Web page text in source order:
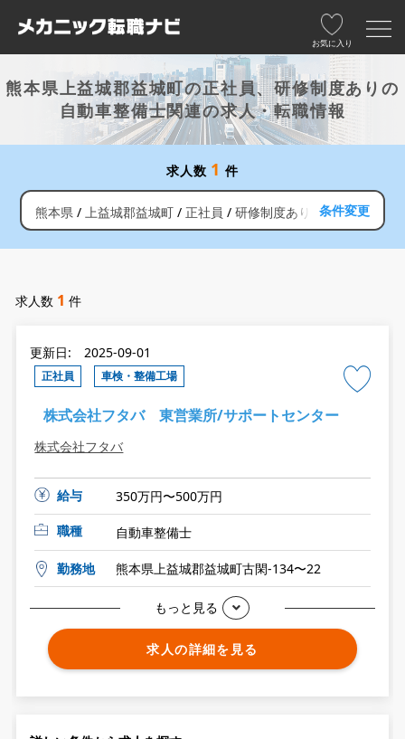
お気に入り
熊本県上益城郡益城町の正社員、研修制度ありの
自動車整備士関連の求人・転職情報
求人数 1 件
熊本県 上益城郡益城町 正社員 研修制度あり 条件変更
求人数 1 件
更新日: 2025-09-01
正社員 車検・整備工場
株式会社フタバ 東営業所/サポートセンター
株式会社フタバ
給与
350万円〜500万円
職種
自動車整備士
勤務地 熊本県上益城郡益城町古閑-134〜22
もっと見る
求人の詳細を見る